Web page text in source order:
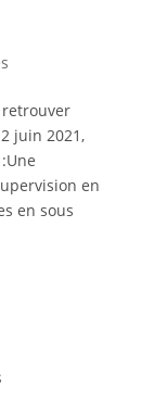
juin 2021,
en
en sous